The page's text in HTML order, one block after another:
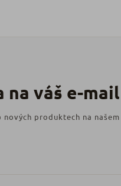
produktech na našem